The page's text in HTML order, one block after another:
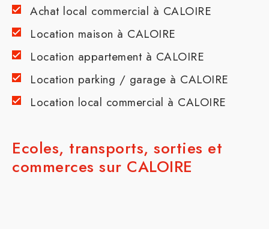
Achat local commercial à CALOIRE
Location maison à CALOIRE
Location appartement à CALOIRE
Location parking / garage à CALOIRE
Location local commercial à CALOIRE
Ecoles, transports, sorties et
commerces sur CALOIRE